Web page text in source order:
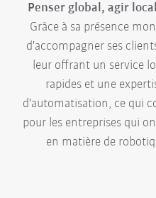
Penser global, agir
Grâce à sa présence
d'accompagner ses
leur offrant un service
rapides et une
d'automatisation, ce qui
pour les entreprises qui
en matière de